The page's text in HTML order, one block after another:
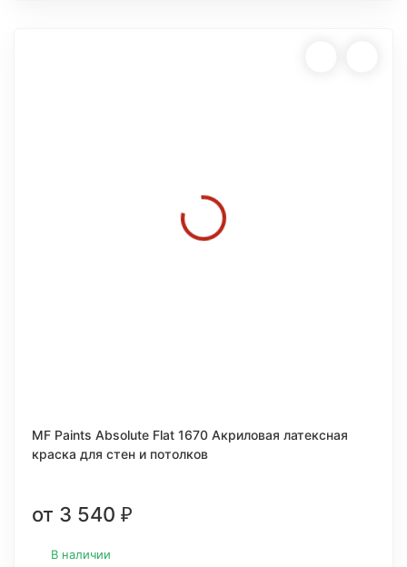
MF Paints Absolute Flat 1670 Акриловая латексная
краска для стен и потолков
от 3 540 ₽
В наличии